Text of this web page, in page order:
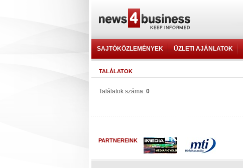
SAJTÓKÖZLEMÉNYEK ÜZLETI AJÁNLATOK
TALÁLATOK
Találatok száma: 0
PARTNEREINK